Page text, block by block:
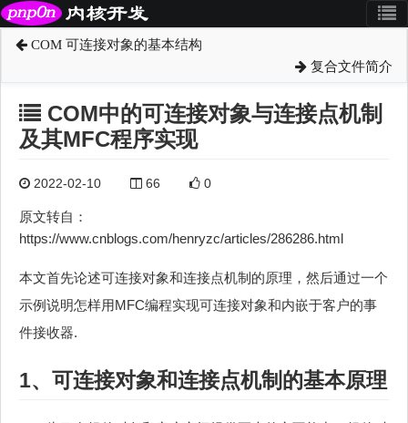
COM 可连接对象的基本结构
复合文件简介
COM中的可连接对象与连接点机制
及其MFC程序实现
2022-02-10 66 0
原文转自：
https://www.cnblogs.com/henryzc/articles/286286.html
本文首先论述可连接对象和连接点机制的原理，然后通过一个
示例说明怎样用MFC编程实现可连接对象和内嵌于客户的事
件接收器.
1、可连接对象和连接点机制的基本原理